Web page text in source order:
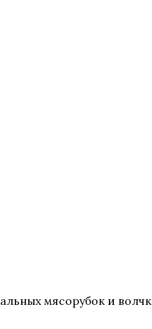
мясорубок и